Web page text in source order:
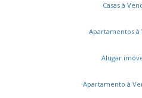
Loteamento
Condomínio Residencial
Jardim São
Vivenda das
Casas à
Apartamentos à
Alugar
Apartamento à